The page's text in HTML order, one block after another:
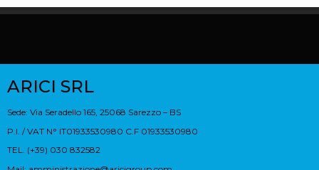
ARICI SRL
Sede: Via Seradello 165, 25068 Sarezzo – BS
P.I. / VAT N° IT01933530980 C.F 01933530980
TEL. (+39) 030 832582